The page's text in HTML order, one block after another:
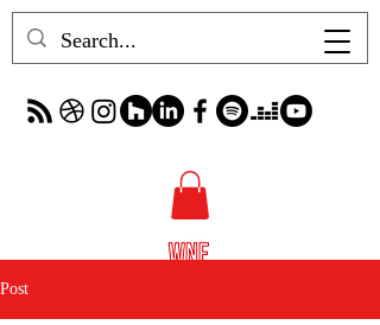
Post